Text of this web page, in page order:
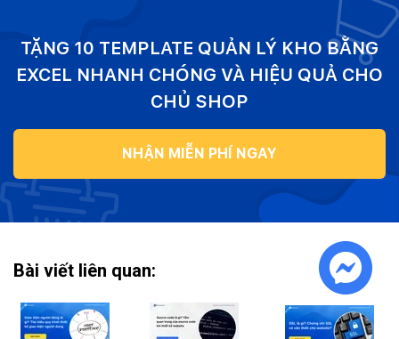
TẶNG 10 TEMPLATE QUẢN LÝ KHO BẰNG
EXCEL NHANH CHÓNG VÀ HIỆU QUẢ CHO
CHỦ SHOP
NHẬN MIỄN PHÍ NGAY
Bài viết liên quan: